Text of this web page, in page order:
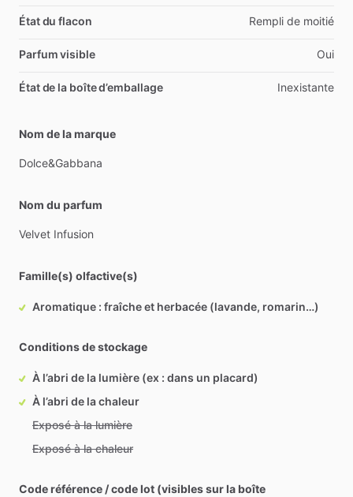
État du flacon Rempli de moitié
Parfum visible Oui
État de la boîte d’emballage Inexistante
Nom de la marque
Dolce&Gabbana
Nom du parfum
Velvet Infusion
Famille(s) olfactive(s)
Aromatique : fraîche et herbacée (lavande, romarin…)
Conditions de stockage
À l’abri de la lumière (ex : dans un placard)
À l’abri de la chaleur
Exposé à la lumière
Exposé à la chaleur
Code référence / code lot (visibles sur la boîte